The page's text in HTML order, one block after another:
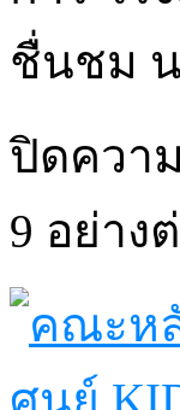
ชื่นชม
ปิดควา
9 อย่าง